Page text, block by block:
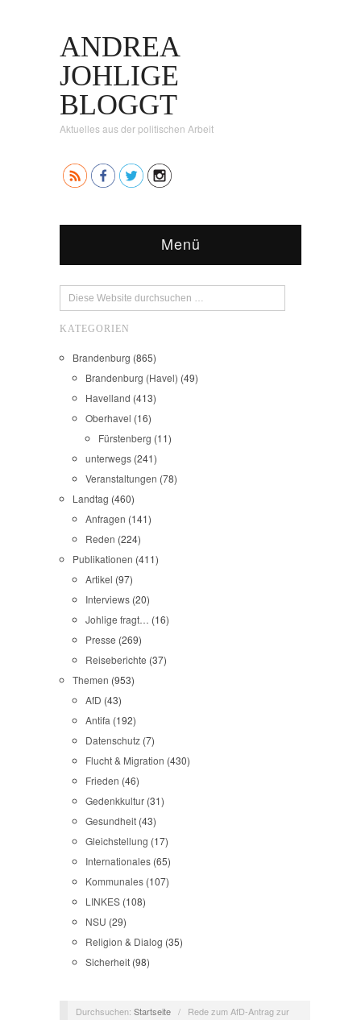
ANDREA
JOHLIGE
BLOGGT
Aktuelles aus der politischen Arbeit
Menü
KATEGORIEN
Brandenburg (865)
Brandenburg (Havel) (49)
Havelland (413)
Oberhavel (16)
Fürstenberg (11)
unterwegs (241)
Veranstaltungen (78)
Landtag (460)
Anfragen (141)
Reden (224)
Publikationen (411)
Artikel (97)
Interviews (20)
Johlige fragt… (16)
Presse (269)
Reiseberichte (37)
Themen (953)
AfD (43)
Antifa (192)
Datenschutz (7)
Flucht & Migration (430)
Frieden (46)
Gedenkkultur (31)
Gesundheit (43)
Gleichstellung (17)
Internationales (65)
Kommunales (107)
LINKES (108)
NSU (29)
Religion & Dialog (35)
Sicherheit (98)
Durchsuchen: Startseite /
Rede zum AfD-Antrag zur